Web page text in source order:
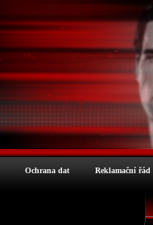
Ochrana dat Reklamační řád